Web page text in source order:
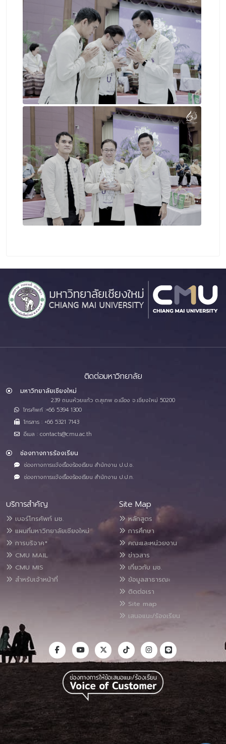
ติดต่อมหาวิทยาลัย
มหาวิทยาลัยเชียงใหม่
239 ถนนห้วยแก้ว ต.สุเทพ อ.เมือง จ.เชียงใหม่ 50200
โทรศัพท์ :+66 5394 1300
โทรสาร : +66 5321 7143
อีเมล : contacts@cmu.ac.th
ช่องทางการร้องเรียน
ช่องทางการแจ้งเรื่องร้องเรียน สำนักงาน ป.ป.ช.
ช่องทางการแจ้งเรื่องร้องเรียน สำนักงาน ป.ป.ท.
บริการสำคัญ
เบอร์โทรศัพท์ มช.
แผนที่มหาวิทยาลัยเชียงใหม่
การบริจาค*
CMU MAIL
CMU MIS
สำหรับเจ้าหน้าที่
Site Map
หลักสูตร
การศึกษา
คณะและหน่วยงาน
ข่าวสาร
เกี่ยวกับ มช.
ข้อมูลสาธารณะ
ติดต่อเรา
Site map
เสนอแนะ/ร้องเรียน